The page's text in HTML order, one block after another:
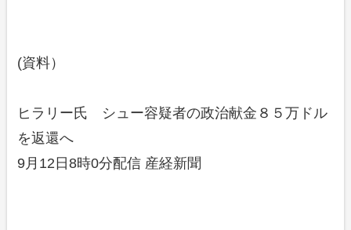
(資料）
ヒラリー氏 シュー容疑者の政治献金８５万ドル
を返還へ
9月12日8時0分配信 産経新聞